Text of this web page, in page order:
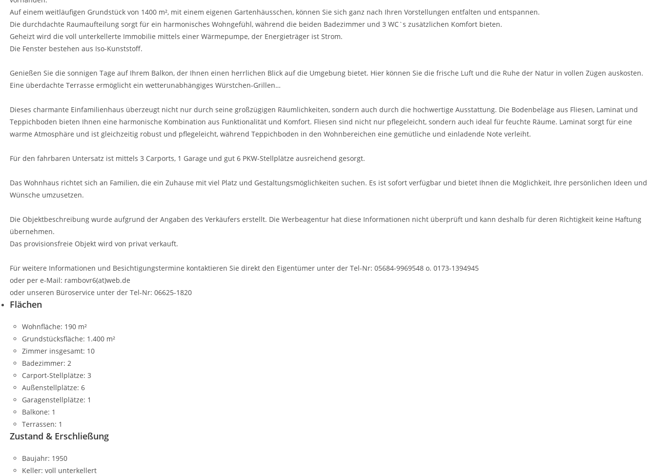
Auf einem weitläufigen Grundstück von 1400 m², mit einem eigenen Gartenhäusschen, können Sie sich ganz nach Ihren Vorstellungen entfalten und entspannen.
Die durchdachte Raumaufteilung sorgt für ein harmonisches Wohngefühl, während die beiden Badezimmer und 3 WC`s zusätzlichen Komfort bieten.
Geheizt wird die voll unterkellerte Immobilie mittels einer Wärmepumpe, der Energieträger ist Strom.
Die Fenster bestehen aus Iso-Kunststoff.
Genießen Sie die sonnigen Tage auf Ihrem Balkon, der Ihnen einen herrlichen Blick auf die Umgebung bietet. Hier können Sie die frische Luft und die Ruhe der Natur in vollen Zügen auskosten.
Eine überdachte Terrasse ermöglicht ein wetterunabhängiges Würstchen-Grillen…
Dieses charmante Einfamilienhaus überzeugt nicht nur durch seine großzügigen Räumlichkeiten, sondern auch durch die hochwertige Ausstattung. Die Bodenbeläge aus Fliesen, Laminat und
Teppichboden bieten Ihnen eine harmonische Kombination aus Funktionalität und Komfort. Fliesen sind nicht nur pflegeleicht, sondern auch ideal für feuchte Räume. Laminat sorgt für eine
warme Atmosphäre und ist gleichzeitig robust und pflegeleicht, während Teppichboden in den Wohnbereichen eine gemütliche und einladende Note verleiht.
Für den fahrbaren Untersatz ist mittels 3 Carports, 1 Garage und gut 6 PKW-Stellplätze ausreichend gesorgt.
Das Wohnhaus richtet sich an Familien, die ein Zuhause mit viel Platz und Gestaltungsmöglichkeiten suchen. Es ist sofort verfügbar und bietet Ihnen die Möglichkeit, Ihre persönlichen Ideen und
Wünsche umzusetzen.
Die Objektbeschreibung wurde aufgrund der Angaben des Verkäufers erstellt. Die Werbeagentur hat diese Informationen nicht überprüft und kann deshalb für deren Richtigkeit keine Haftung
übernehmen.
Das provisionsfreie Objekt wird von privat verkauft.
Für weitere Informationen und Besichtigungstermine kontaktieren Sie direkt den Eigentümer unter der Tel-Nr: 05684-9969548 o. 0173-1394945
oder per e-Mail: rambovr6(at)web.de
oder unseren Büroservice unter der Tel-Nr: 06625-1820
Flächen
Wohnfläche: 190 m²
Grundstücksfläche: 1.400 m²
Zimmer insgesamt: 10
Badezimmer: 2
Carport-Stellplätze: 3
Außenstellplätze: 6
Garagenstellplätze: 1
Balkone: 1
Terrassen: 1
Zustand & Erschließung
Baujahr: 1950
Keller: voll unterkellert